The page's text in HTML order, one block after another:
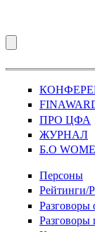
ПРО ЦФА
ЖУРНАЛ
Б.О
Персоны
Рейтинги/
Разговоры
Разговоры